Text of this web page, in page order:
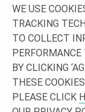
WE USE
TRACKING
TO COLLECT
BY CLICKING
THESE
PLEASE CLICK